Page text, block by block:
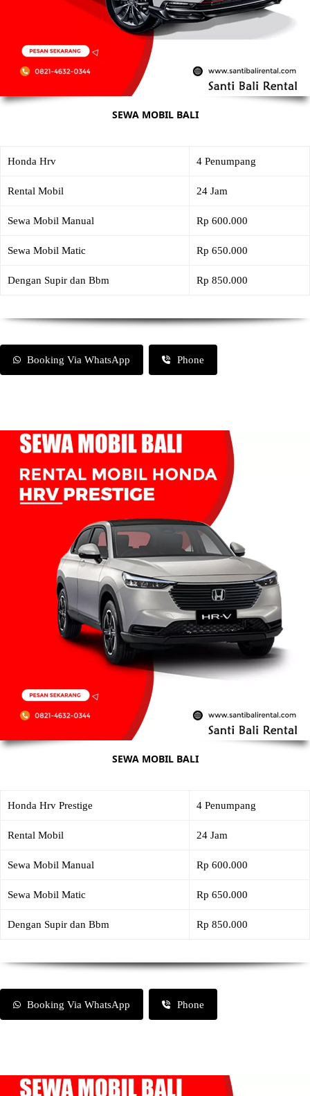
SEWA MOBIL BALI
Honda Hrv 4 Penumpang
Rental Mobil 24 Jam
Sewa Mobil Manual Rp 600.000
Sewa Mobil Matic Rp 650.000
Dengan Supir dan Bbm Rp 850.000
Booking Via WhatsApp Phone
SEWA MOBIL BALI
Honda Hrv Prestige 4 Penumpang
Rental Mobil 24 Jam
Sewa Mobil Manual Rp 600.000
Sewa Mobil Matic Rp 650.000
Dengan Supir dan Bbm Rp 850.000
Booking Via WhatsApp Phone